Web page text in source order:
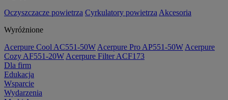
Oczyszczacze powietrza Cyrkulatory powietrza Akcesoria
Wyróżnione
Acerpure Cool AC551-50W Acerpure Pro AP551-50W Acerpure
Cozy AF551-20W Acerpure Filter ACF173
Dla firm
Edukacja
Wsparcie
Wydarzenia